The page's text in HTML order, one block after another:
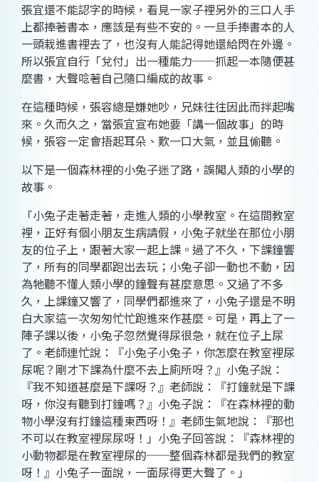
張宜還不能認字的時候，看見一家子裡另外的三口人手
上都捧著書本，應該是有些不安的。一旦手捧書本的人
一頭栽進書裡去了，也沒有人能記得她還給閃在外邊。
所以張宜自行「兌付」出一種能力──抓起一本隨便甚
麼書，大聲唸著自己隨口編成的故事。
在這種時候，張容總是嫌她吵，兄妹往往因此而拌起嘴
來。久而久之，當張宜宣布她要「講一個故事」的時
候，張容一定會捂起耳朵、歎一口大氣，並且偷聽。
以下是一個森林裡的小兔子迷了路，誤闖人類的小學的
故事。
「小兔子走著走著，走進人類的小學教室。在這間教室
裡，正好有個小朋友生病請假，小兔子就坐在那位小朋
友的位子上，跟著大家一起上課。過了不久，下課鐘響
了，所有的同學都跑出去玩；小兔子卻一動也不動，因
為牠聽不懂人類小學的鐘聲有甚麼意思。又過了不多
久，上課鐘又響了，同學們都進來了，小兔子還是不明
白大家這一次匆匆忙忙跑進來作甚麼。可是，再上了一
陣子課以後，小兔子忽然覺得尿很急，就在位子上尿
了。老師連忙說：『小兔子小兔子，你怎麼在教室裡尿
尿呢？剛才下課為什麼不去上廁所呀？』小兔子說：
『我不知道甚麼是下課呀？』老師說：『打鐘就是下課
呀，你沒有聽到打鐘嗎？』小兔子說：『在森林裡的動
物小學沒有打鐘這種東西呀！』老師生氣地說：『那也
不可以在教室裡尿尿呀！」小兔子回答說：『森林裡的
小動物都是在教室裡尿的──整個森林都是我們的教室
呀！』小兔子一面說，一面尿得更大聲了。」